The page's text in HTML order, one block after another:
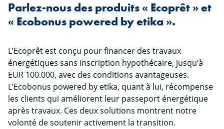
Parlez-nous des produits « Ecoprêt » et
« Ecobonus powered by etika ».
L’Ecoprêt est conçu pour financer des travaux
énergétiques sans inscription hypothécaire, jusqu’à
EUR 100.000, avec des conditions avantageuses.
L’Ecobonus powered by etika, quant à lui, récompense
les clients qui améliorent leur passeport énergétique
après travaux. Ces deux solutions montrent notre
volonté de soutenir activement la transition.